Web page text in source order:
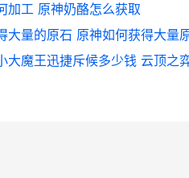
加工 原神奶酪怎么获取
大量的原石 原神如何获得大量